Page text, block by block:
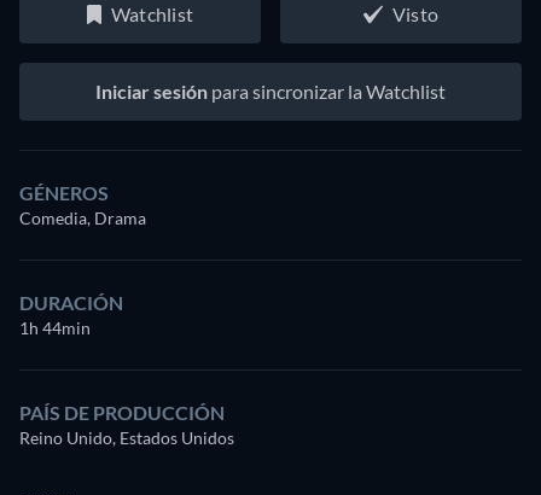
Watchlist Visto
Iniciar sesión para sincronizar la Watchlist
GÉNEROS
Comedia, Drama
DURACIÓN
1h 44min
PAÍS DE PRODUCCIÓN
Reino Unido, Estados Unidos